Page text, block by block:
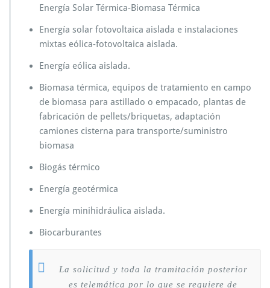
Energía Solar Térmica-Biomasa Térmica
Energía solar fotovoltaica aislada e instalaciones
mixtas eólica-fotovoltaica aislada.
Energía eólica aislada.
Biomasa térmica, equipos de tratamiento en campo
de biomasa para astillado o empacado, plantas de
fabricación de pellets/briquetas, adaptación
camiones cisterna para transporte/suministro
biomasa
Biogás térmico
Energía geotérmica
Energía minihidráulica aislada.
Biocarburantes
La solicitud y toda la tramitación posterior
es telemática por lo que se requiere de